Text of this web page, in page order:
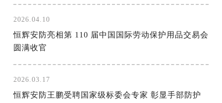
2026.04.10
恒辉安防亮相第 110 届中国国际劳动保护用品交易会
圆满收官
2026.03.17
恒辉安防王鹏受聘国家级标委会专家 彰显手部防护